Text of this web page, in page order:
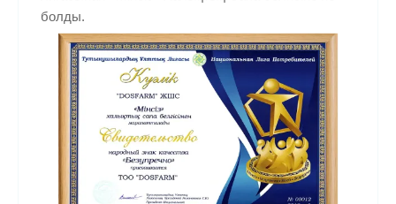
болды.